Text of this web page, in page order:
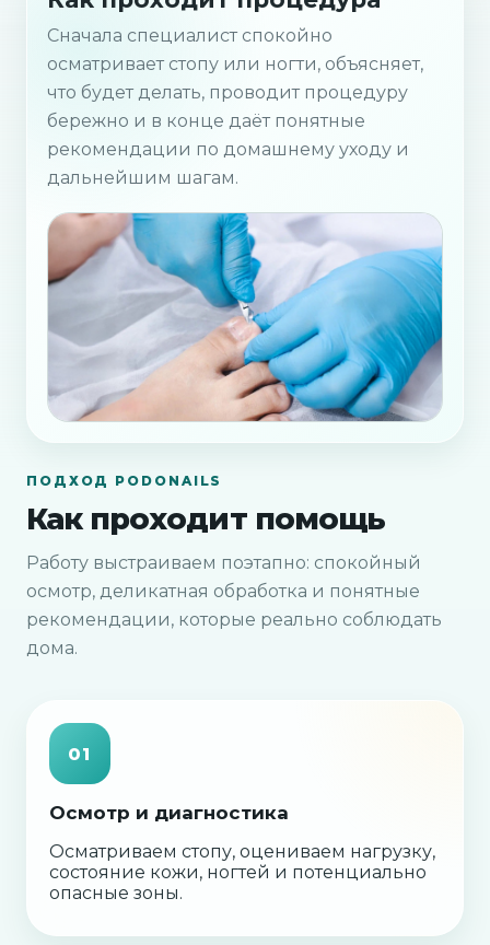
Сначала специалист спокойно
осматривает стопу или ногти, объясняет,
что будет делать, проводит процедуру
бережно и в конце даёт понятные
рекомендации по домашнему уходу и
дальнейшим шагам.
ПОДХОД PODONAILS
Как проходит помощь
Работу выстраиваем поэтапно: спокойный
осмотр, деликатная обработка и понятные
рекомендации, которые реально соблюдать
дома.
01
Осмотр и диагностика
Осматриваем стопу, оцениваем нагрузку,
состояние кожи, ногтей и потенциально
опасные зоны.